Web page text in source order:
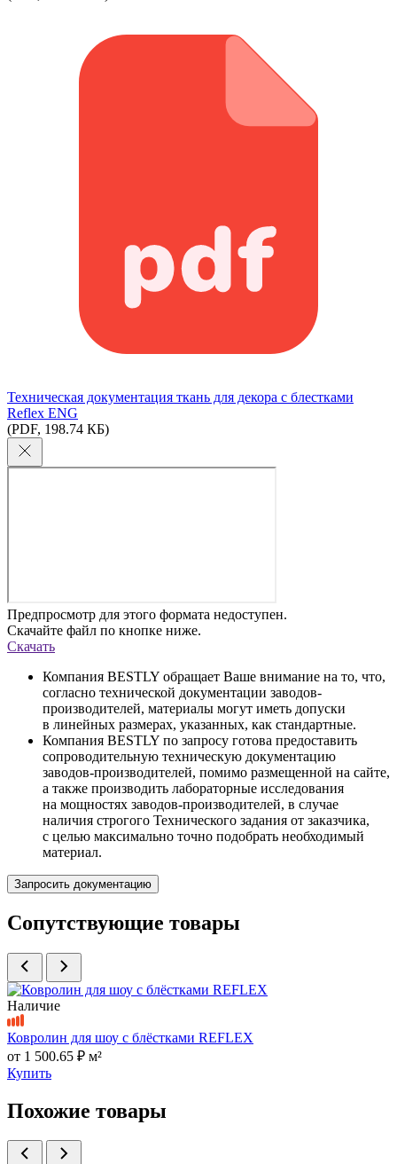
Техническая документация ткань для декора с блестками
Reflex ENG
(PDF, 198.74 КБ)
Предпросмотр для этого формата недоступен.
Скачайте файл по кнопке ниже.
Скачать
Компания BESTLY обращает Ваше внимание на то, что,
согласно технической документации заводов-
производителей, материалы могут иметь допуски
в линейных размерах, указанных, как стандартные.
Компания BESTLY по запросу готова предоставить
сопроводительную техническую документацию
заводов-производителей, помимо размещенной на сайте,
а также производить лабораторные исследования
на мощностях заводов-производителей, в случае
наличия строгого Технического задания от заказчика,
с целью максимально точно подобрать необходимый
материал.
Запросить документацию
Сопутствующие товары
Наличие
Ковролин для шоу с блёстками REFLEX
от 1 500.65 ₽ м²
Купить
Похожие товары